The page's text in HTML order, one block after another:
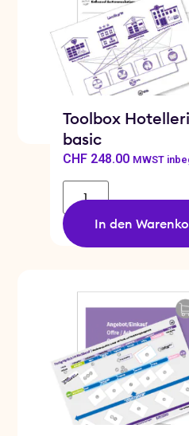
Toolbox
basic
CHF248.00 MWST
In den